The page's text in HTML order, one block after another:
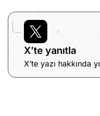
X’te yanıtla
X’te yazı hakkında